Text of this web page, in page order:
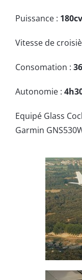
Puissance : 180cv
Vitesse de
Consomation :
Autonomie :
Equipé Glass
Garmin